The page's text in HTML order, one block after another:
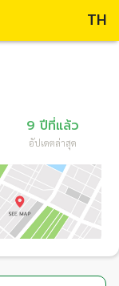
TH
9 ปีที่แล้ว
อัปเดตล่าสุด